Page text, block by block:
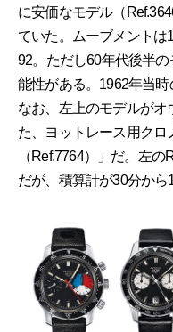
に安価なモデル（
ていた。ムーブメントは
92。ただし60年代後半
能性がある。1962年当時
なお、左上のモデルが
た、ヨットレース用ク
（Ref.7764）」だ。左
だが、積算計が30分から